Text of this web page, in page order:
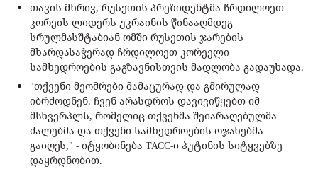
თავის მხრივ, რუსეთის პრეზიდენტმა ჩრდილოეთ
კორეის ლიდერს უკრაინის წინააღმდეგ
სრულმასშტაბიან ომში რუსეთის ჯარების
მხარდასაჭერად ჩრდილოეთ კორეელი
სამხედროების გაგზავნისთვის მადლობა გადაუხადა.
"თქვენი მეომრები მამაცურად და გმირულად
იბრძოდნენ. ჩვენ არასდროს დავივიწყებთ იმ
მსხვერპლს, რომელიც თქვენმა შეიარაღებულმა
ძალებმა და თქვენი სამხედროების ოჯახებმა
გაიღეს," - იტყობინება ТАСС-ი პუტინის სიტყვებზე
დაყრდნობით.